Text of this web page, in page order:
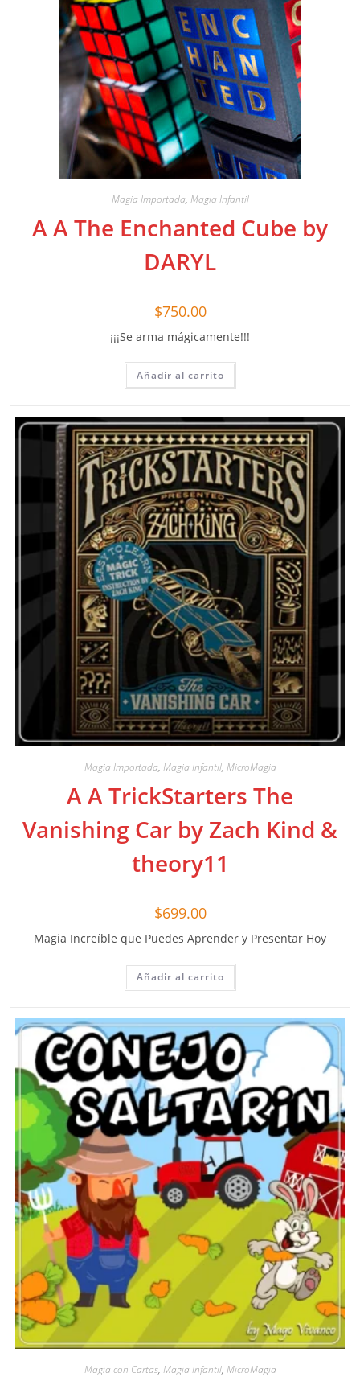
Magia Importada, Magia Infantil
A A The Enchanted Cube by
DARYL
$750.00
¡¡¡Se arma mágicamente!!!
Añadir al carrito
Magia Importada, Magia Infantil, MicroMagia
A A TrickStarters The
Vanishing Car by Zach Kind &
theory11
$699.00
Magia Increíble que Puedes Aprender y Presentar Hoy
Añadir al carrito
Magia con Cartas, Magia Infantil, MicroMagia